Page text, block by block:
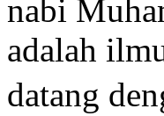
nabi
adalah
datang